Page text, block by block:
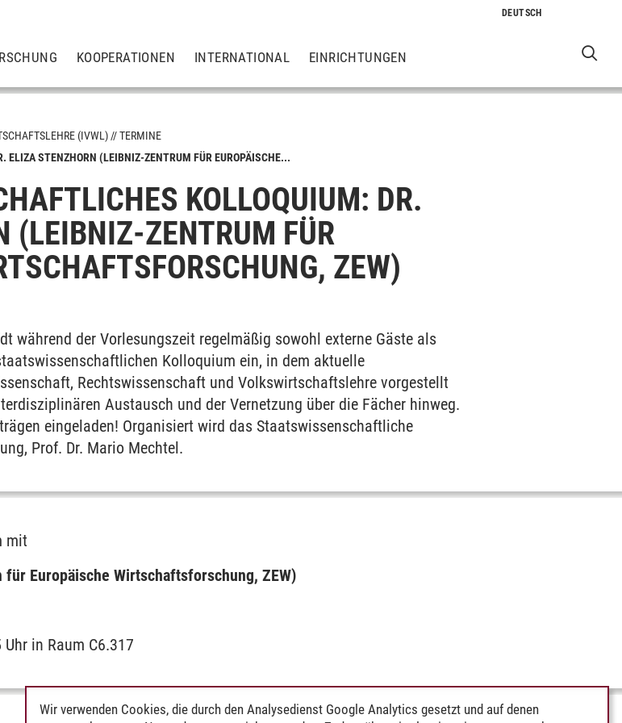
KOOPERATIONEN INTERNATIONAL EINRICHTUNGEN
(IVWL)
TERMINE
ELIZA STENZHORN (LEIBNIZ-ZENTRUM FÜR EUROPÄISCHE...
KOLLOQUIUM: DR.
(LEIBNIZ-ZENTRUM FÜR
ZEW)
während der Vorlesungszeit regelmäßig sowohl externe Gäste als
Kolloquium ein, in dem aktuelle
Rechtswissenschaft und Volkswirtschaftslehre vorgestellt
Austausch und der Vernetzung über die Fächer hinweg.
eingeladen! Organisiert wird das Staatswissenschaftliche
Prof. Dr. Mario Mechtel.
mit
Europäische Wirtschaftsforschung, ZEW)
in Raum C6.317
Wir verwenden Cookies, die durch den Analysedienst Google Analytics gesetzt und auf denen